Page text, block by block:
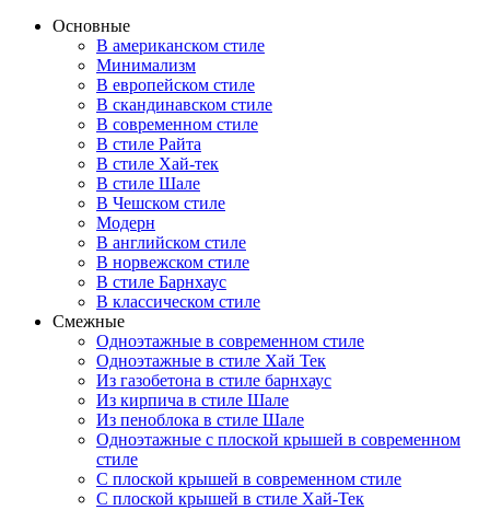
Основные
В американском стиле
Минимализм
В европейском стиле
В скандинавском стиле
В современном стиле
В стиле Райта
В стиле Хай-тек
В стиле Шале
В Чешском стиле
Модерн
В английском стиле
В норвежском стиле
В стиле Барнхаус
В классическом стиле
Смежные
Одноэтажные в современном стиле
Одноэтажные в стиле Хай Тек
Из газобетона в стиле барнхаус
Из кирпича в стиле Шале
Из пеноблока в стиле Шале
Одноэтажные с плоской крышей в современном
стиле
С плоской крышей в современном стиле
С плоской крышей в стиле Хай-Тек